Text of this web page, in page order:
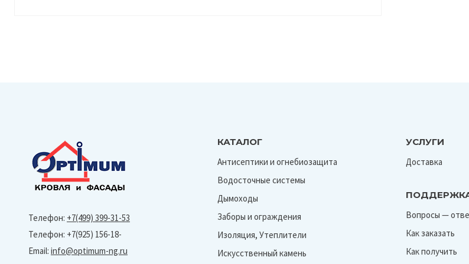
Телефон: +7(499) 399-31-53
Телефон: +7(925) 156-18-
Email: info@optimum-ng.ru
КАТАЛОГ
Антисептики и огнебиозащита
Водосточные системы
Дымоходы
Заборы и ограждения
Изоляция, Утеплители
Искусственный камень
УСЛУГИ
Доставка
Вопросы —
Как заказать
Как получить